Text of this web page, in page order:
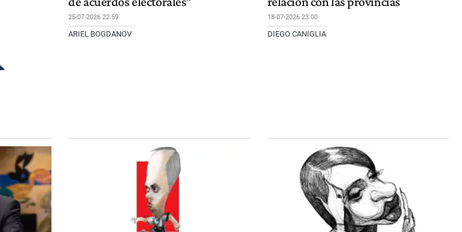
25-07-2026 22:59
ARIEL BOGDANOV
18-07-2026 23:00
DIEGO CANIGLIA